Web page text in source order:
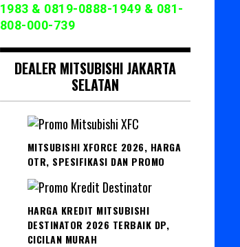
1983 & 0819-0888-1949 & 081-
808-000-739
DEALER MITSUBISHI JAKARTA
SELATAN
MITSUBISHI XFORCE 2026, HARGA
OTR, SPESIFIKASI DAN PROMO
HARGA KREDIT MITSUBISHI
DESTINATOR 2026 TERBAIK DP,
CICILAN MURAH